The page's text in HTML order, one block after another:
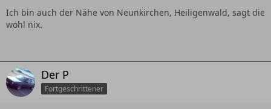
Ich bin auch der Nähe von Neunkirchen, Heiligenwald, sagt die
wohl nix.
Der P
Fortgeschrittener